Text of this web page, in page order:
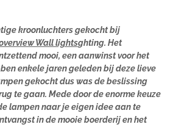
kroonluchters gekocht bij
Wall lightsghting. Het
mooi, een aanwinst voor het
enkele jaren geleden bij deze lieve
gekocht dus was de beslissing
te gaan. Mede door de enorme keuze
lampen naar je eigen idee aan te
in de mooie boerderij en het